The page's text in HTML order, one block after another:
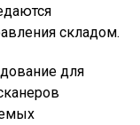
складом.
для